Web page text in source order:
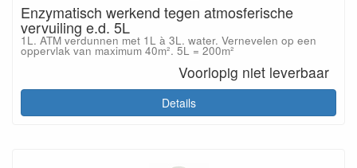
Enzymatisch werkend tegen atmosferische
vervuiling e.d. 5L
1L. ATM verdunnen met 1L à 3L. water. Vernevelen op een
oppervlak van maximum 40m². 5L = 200m²
Voorlopig niet leverbaar
Details